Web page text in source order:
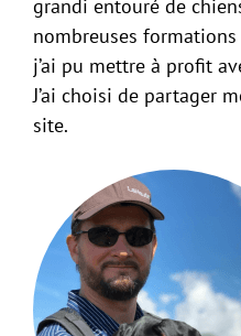
grandi entouré de
nombreuses formations
j’ai pu mettre à profit
J’ai choisi de partager
site.